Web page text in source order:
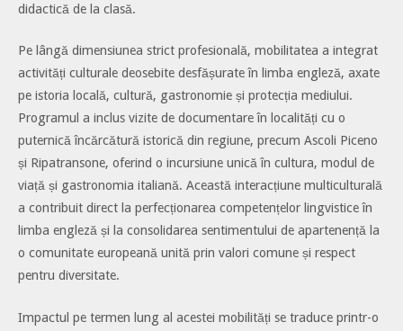
didactică de la clasă.
Pe lângă dimensiunea strict profesională, mobilitatea a integrat
activități culturale deosebite desfășurate în limba engleză, axate
pe istoria locală, cultură, gastronomie și protecția mediului.
Programul a inclus vizite de documentare în localități cu o
puternică încărcătură istorică din regiune, precum Ascoli Piceno
și Ripatransone, oferind o incursiune unică în cultura, modul de
viață și gastronomia italiană. Această interacțiune multiculturală
a contribuit direct la perfecționarea competențelor lingvistice în
limba engleză și la consolidarea sentimentului de apartenență la
o comunitate europeană unită prin valori comune și respect
pentru diversitate.
Impactul pe termen lung al acestei mobilități se traduce printr-o